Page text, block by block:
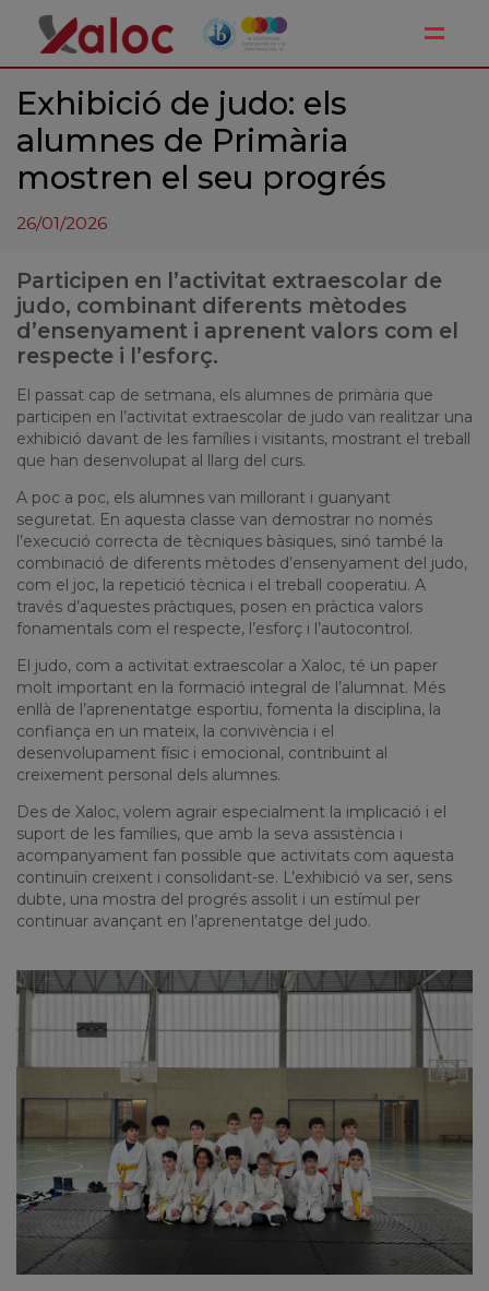
Exhibició de judo: els
alumnes de Primària
mostren el seu progrés
26/01/2026
Participen en l’activitat extraescolar de
judo, combinant diferents mètodes
d’ensenyament i aprenent valors com el
respecte i l’esforç.
El passat cap de setmana, els alumnes de primària que
participen en l’activitat extraescolar de judo van realitzar una
exhibició davant de les famílies i visitants, mostrant el treball
que han desenvolupat al llarg del curs.
A poc a poc, els alumnes van millorant i guanyant
seguretat. En aquesta classe van demostrar no només
l’execució correcta de tècniques bàsiques, sinó també la
combinació de diferents mètodes d’ensenyament del judo,
com el joc, la repetició tècnica i el treball cooperatiu. A
través d’aquestes pràctiques, posen en pràctica valors
fonamentals com el respecte, l’esforç i l’autocontrol.
El judo, com a activitat extraescolar a Xaloc, té un paper
molt important en la formació integral de l’alumnat. Més
enllà de l’aprenentatge esportiu, fomenta la disciplina, la
confiança en un mateix, la convivència i el
desenvolupament físic i emocional, contribuint al
creixement personal dels alumnes.
Des de Xaloc, volem agrair especialment la implicació i el
suport de les famílies, que amb la seva assistència i
acompanyament fan possible que activitats com aquesta
continuïn creixent i consolidant-se. L’exhibició va ser, sens
dubte, una mostra del progrés assolit i un estímul per
continuar avançant en l’aprenentatge del judo.